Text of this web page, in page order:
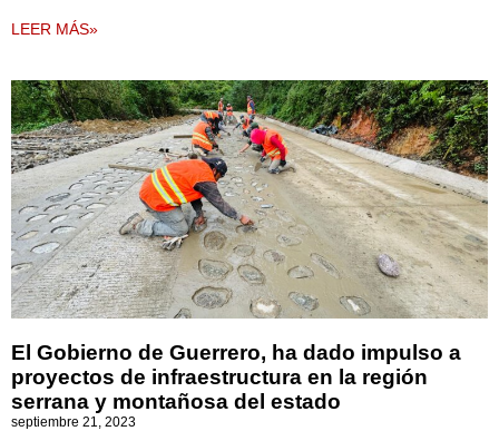
LEER MÁS»
El Gobierno de Guerrero, ha dado impulso a
proyectos de infraestructura en la región
serrana y montañosa del estado
septiembre 21, 2023